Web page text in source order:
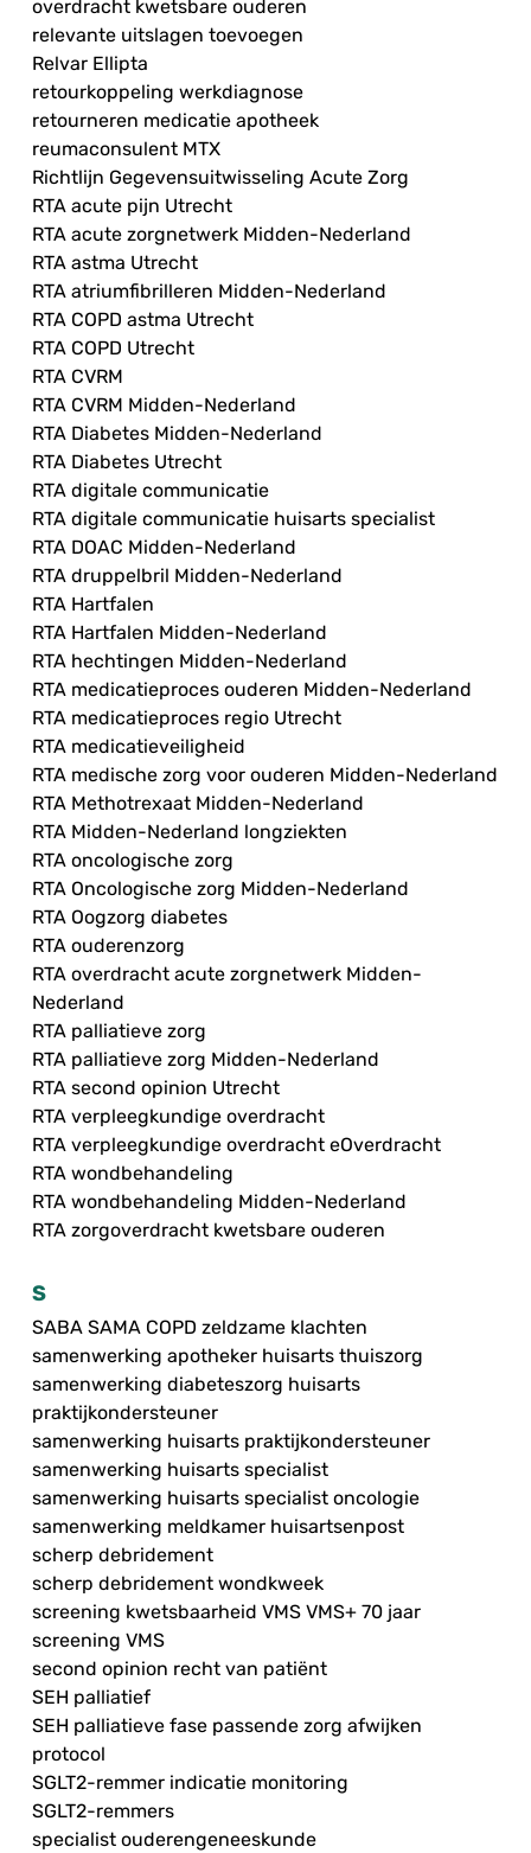
overdracht kwetsbare ouderen
relevante uitslagen toevoegen
Relvar Ellipta
retourkoppeling werkdiagnose
retourneren medicatie apotheek
reumaconsulent MTX
Richtlijn Gegevensuitwisseling Acute Zorg
RTA acute pijn Utrecht
RTA acute zorgnetwerk Midden-Nederland
RTA astma Utrecht
RTA atriumfibrilleren Midden-Nederland
RTA COPD astma Utrecht
RTA COPD Utrecht
RTA CVRM
RTA CVRM Midden-Nederland
RTA Diabetes Midden-Nederland
RTA Diabetes Utrecht
RTA digitale communicatie
RTA digitale communicatie huisarts specialist
RTA DOAC Midden-Nederland
RTA druppelbril Midden-Nederland
RTA Hartfalen
RTA Hartfalen Midden-Nederland
RTA hechtingen Midden-Nederland
RTA medicatieproces ouderen Midden-Nederland
RTA medicatieproces regio Utrecht
RTA medicatieveiligheid
RTA medische zorg voor ouderen Midden-Nederland
RTA Methotrexaat Midden-Nederland
RTA Midden-Nederland longziekten
RTA oncologische zorg
RTA Oncologische zorg Midden-Nederland
RTA Oogzorg diabetes
RTA ouderenzorg
RTA overdracht acute zorgnetwerk Midden-
Nederland
RTA palliatieve zorg
RTA palliatieve zorg Midden-Nederland
RTA second opinion Utrecht
RTA verpleegkundige overdracht
RTA verpleegkundige overdracht eOverdracht
RTA wondbehandeling
RTA wondbehandeling Midden-Nederland
RTA zorgoverdracht kwetsbare ouderen
S
SABA SAMA COPD zeldzame klachten
samenwerking apotheker huisarts thuiszorg
samenwerking diabeteszorg huisarts
praktijkondersteuner
samenwerking huisarts praktijkondersteuner
samenwerking huisarts specialist
samenwerking huisarts specialist oncologie
samenwerking meldkamer huisartsenpost
scherp debridement
scherp debridement wondkweek
screening kwetsbaarheid VMS VMS+ 70 jaar
screening VMS
second opinion recht van patiënt
SEH palliatief
SEH palliatieve fase passende zorg afwijken
protocol
SGLT2-remmer indicatie monitoring
SGLT2-remmers
specialist ouderengeneeskunde